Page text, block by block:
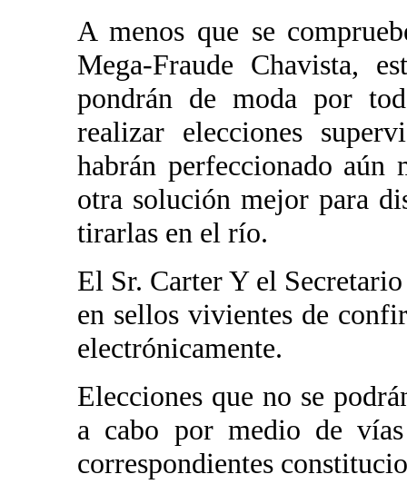
A menos que se
Mega-Fraude Chavista,
pondrán de moda por
realizar elecciones
habrán perfeccionado aún
otra solución mejor para
tirarlas en el río.
El Sr. Carter Y el
en sellos vivientes de
electrónicamente.
Elecciones que no se
a cabo por medio de vías
correspondientes